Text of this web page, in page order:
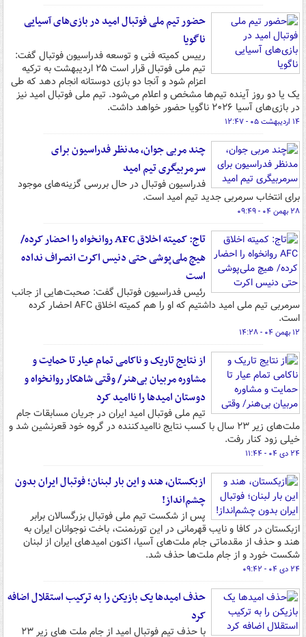
حضور تیم ملی فوتبال امید در بازی‌های آسیایی
ناگویا
رییس کمیته فنی و توسعه فدراسیون فوتبال گفت:
تیم ملی فوتبال قرار است ۲۵ اردیبهشت به ترکیه
اعزام شود و آنجا دو بازی دوستانه انجام دهد که طی
یک یا دو روز آینده تیم‌ها مشخص و اعلام می‌شود. تیم ملی فوتبال امید نیز
در بازی‌های آسیا ۲۰۲۶ ناگویا حضور خواهد داشت.
۱۴ اردیبهشت ۰۵ - ۱۲:۴۷
چند مربی جوان، مدنظر فدراسیون برای
سرمربیگری تیم امید
فدراسیون فوتبال در حال بررسی گزینه‌های موجود
برای انتخاب سرمربی جدید تیم امید است.
۲۸ بهمن ۰۴ - ۰۹:۴۹
تاج: کمیته اخلاق AFC روانخواه را احضار کرده/
هیچ ملی‌پوشی حتی دنیس اکرت انصراف نداده
است
رئیس فدراسیون فوتبال گفت: صحبت‌هایی از جانب
سرمربی تیم ملی امید داشتیم که او را هم کمیته اخلاق AFC احضار کرده
است.
۱۲ بهمن ۰۴ - ۱۴:۲۸
از نتایج تاریک و ناکامی تمام عیار تا حمایت و
مشاوره مربیان بی‌هنر/ وقتی شاهکار روانخواه و
دوستان امیدها را ناامید کرد
تیم ملی فوتبال امید ایران در جریان مسابقات جام
ملت‌های زیر ۲۳ سال با کسب نتایج ناامیدکننده در گروه خود قعرنشین شد و
خیلی زود کنار رفت.
۲۴ دی ۰۴ - ۱۱:۴۴
ازبکستان، هند و این بار لبنان؛ فوتبال ایران بدون
چشم‌انداز!
پس از شکست تیم ملی فوتبال بزرگسالان برابر
ازبکستان در کافا و نایب قهرمانی در این تورنمنت، باخت نوجوانان ایران به
هند و حذف از مقدماتی جام ملت‌های آسیا، اکنون امیدهای ایران از لبنان
شکست خورد و از جام ملت‌ها حذف شد.
۲۴ دی ۰۴ - ۰۹:۴۲
حذف امیدها یک بازیکن را به ترکیب استقلال اضافه
کرد
با حذف تیم فوتبال امید از جام ملت های زیر ۲۳